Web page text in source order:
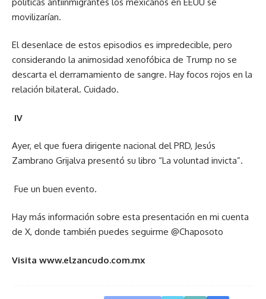
movilizarían.
El desenlace de estos episodios es impredecible, pero
considerando la animosidad xenofóbica de Trump no se
descarta el derramamiento de sangre. Hay focos rojos en la
relación bilateral. Cuidado.
IV
Ayer, el que fuera dirigente nacional del PRD, Jesús
Zambrano Grijalva presentó su libro “La voluntad invicta”.
Fue un buen evento.
Hay más información sobre esta presentación en mi cuenta
de X, donde también puedes seguirme @Chaposoto
Visita www.elzancudo.com.mx